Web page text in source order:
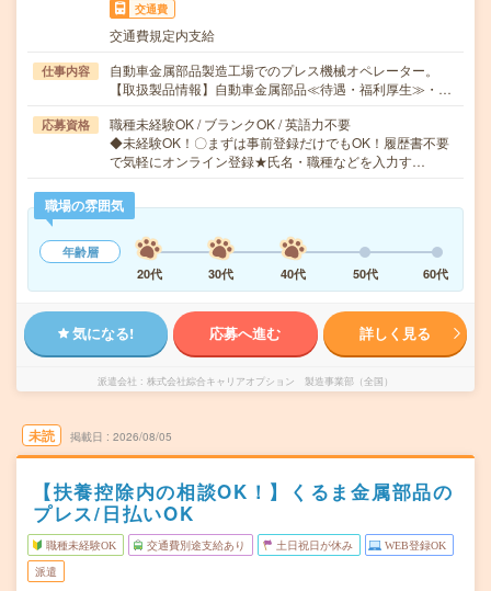
交通費
交通費規定内支給
仕事内容
自動車金属部品製造工場でのプレス機械オペレーター。
【取扱製品情報】自動車金属部品≪待遇・福利厚生≫・…
応募資格
職種未経験OK / ブランクOK / 英語力不要
◆未経験OK！〇まずは事前登録だけでもOK！履歴書不要
で気軽にオンライン登録★氏名・職種などを入力す…
職場の雰囲気
年齢層
20代
30代 40代 50代 60代
気になる! 応募へ進む 詳しく見る
派遣会社 株式会社綜合キャリアオプション 製造事業部（全国）
未読 掲載日 2026/08/05
【扶養控除内の相談OK！】くるま金属部品の
プレス/日払いOK
職種未経験OK 交通費別途支給あり 土日祝日が休み WEB登録OK
派遣